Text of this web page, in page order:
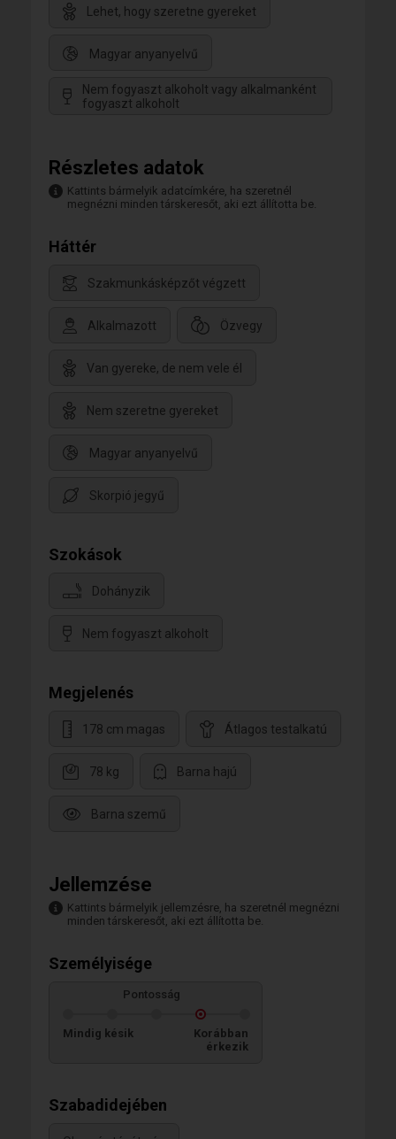
Lehet, hogy szeretne gyereket
Magyar anyanyelvű
Nem fogyaszt alkoholt vagy alkalmanként
fogyaszt alkoholt
Részletes adatok
Kattints bármelyik adatcímkére, ha szeretnél
megnézni minden társkeresőt, aki ezt állította be.
Háttér
Szakmunkásképzőt végzett
Alkalmazott Özvegy
Van gyereke, de nem vele él
Nem szeretne gyereket
Magyar anyanyelvű
Skorpió jegyű
Szokások
Dohányzik
Nem fogyaszt alkoholt
Megjelenés
178 cm magas Átlagos testalkatú
78 kg Barna hajú
Barna szemű
Jellemzése
Kattints bármelyik jellemzésre, ha szeretnél megnézni
minden társkeresőt, aki ezt állította be.
Személyisége
Pontosság
Mindig késik
Korábban
érkezik
Szabadidejében